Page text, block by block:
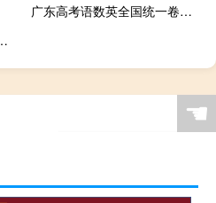
广东高考语数英全国统一卷吗 广东高考考什么卷
的人 阿长与山海经课堂笔记
☚